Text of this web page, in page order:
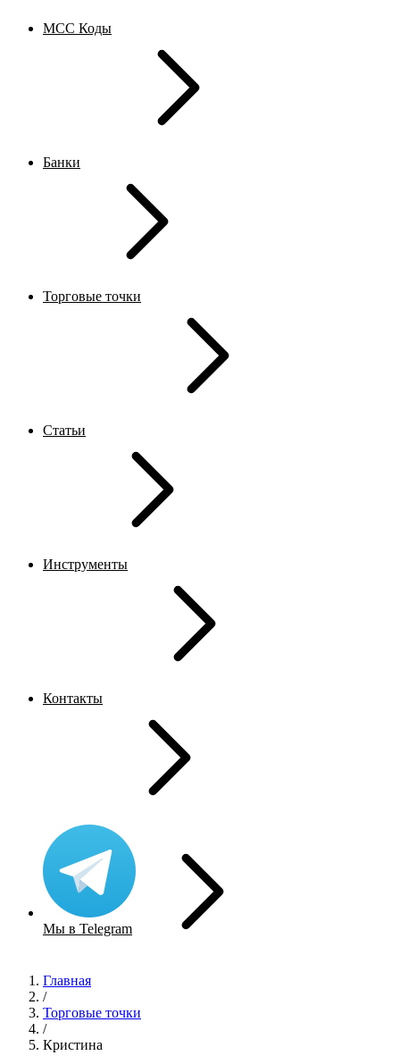
MCC Коды
Банки
Торговые точки
Статьи
Инструменты
Контакты
Мы в Telegram
Главная
/
Торговые точки
/
Кристина